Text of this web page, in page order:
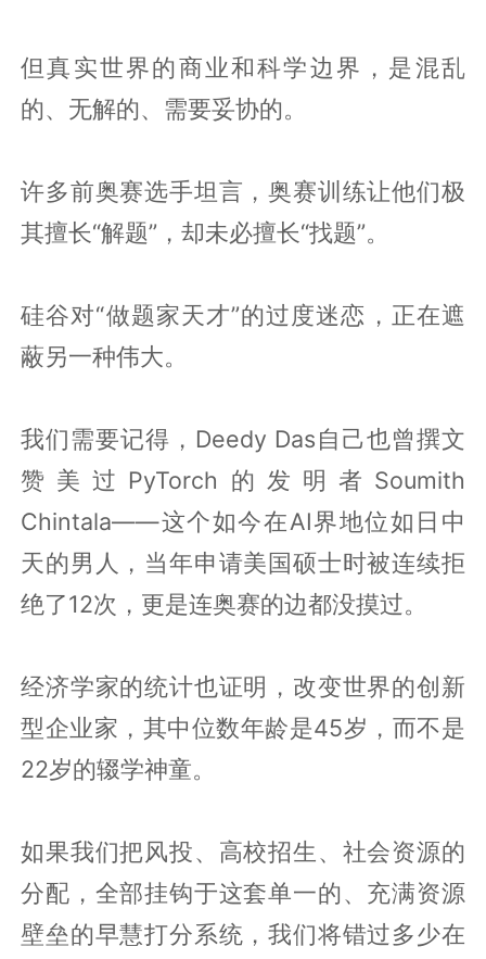
但真实世界的商业和科学边界，是混乱
的、无解的、需要妥协的。
许多前奥赛选手坦言，奥赛训练让他们极
其擅长“解题”，却未必擅长“找题”。
硅谷对“做题家天才”的过度迷恋，正在遮
蔽另一种伟大。
我们需要记得，Deedy Das自己也曾撰文
赞美过PyTorch的发明者Soumith
Chintala——这个如今在AI界地位如日中
天的男人，当年申请美国硕士时被连续拒
绝了12次，更是连奥赛的边都没摸过。
经济学家的统计也证明，改变世界的创新
型企业家，其中位数年龄是45岁，而不是
22岁的辍学神童。
如果我们把风投、高校招生、社会资源的
分配，全部挂钩于这套单一的、充满资源
壁垒的早慧打分系统，我们将错过多少在